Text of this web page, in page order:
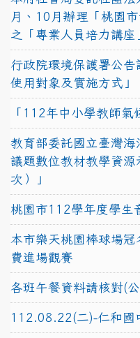
月、10月辦理「桃園
之「專業人員培力講座
行政院環境保護署公告
使用對象及實施方式
「112年中小學教師氣
教育部委託國立臺灣
議題數位教材教學資
次）」
桃園市112學年度學生
本市樂天桃園棒球場
費進場觀賽
各班午餐資料請核對(
112.08.22(二)-仁和國